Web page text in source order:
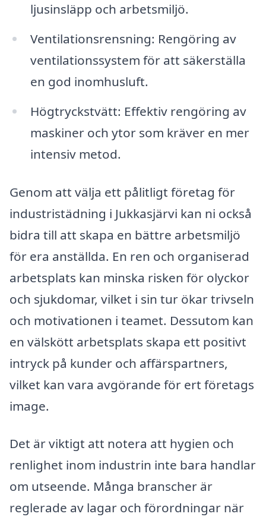
ljusinsläpp och arbetsmiljö.
Ventilationsrensning: Rengöring av
ventilationssystem för att säkerställa
en god inomhusluft.
Högtryckstvätt: Effektiv rengöring av
maskiner och ytor som kräver en mer
intensiv metod.
Genom att välja ett pålitligt företag för
industristädning i Jukkasjärvi kan ni också
bidra till att skapa en bättre arbetsmiljö
för era anställda. En ren och organiserad
arbetsplats kan minska risken för olyckor
och sjukdomar, vilket i sin tur ökar trivseln
och motivationen i teamet. Dessutom kan
en välskött arbetsplats skapa ett positivt
intryck på kunder och affärspartners,
vilket kan vara avgörande för ert företags
image.
Det är viktigt att notera att hygien och
renlighet inom industrin inte bara handlar
om utseende. Många branscher är
reglerade av lagar och förordningar när